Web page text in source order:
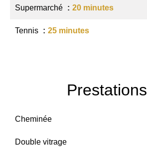
Supermarché 20 minutes
Tennis 25 minutes
Prestations
Cheminée
Double vitrage